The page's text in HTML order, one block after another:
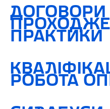
ДОГОВОРИ
ПРАКТИКИ
РОБОТА